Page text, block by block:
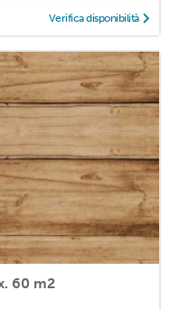
Verifica disponibilità
60 m2